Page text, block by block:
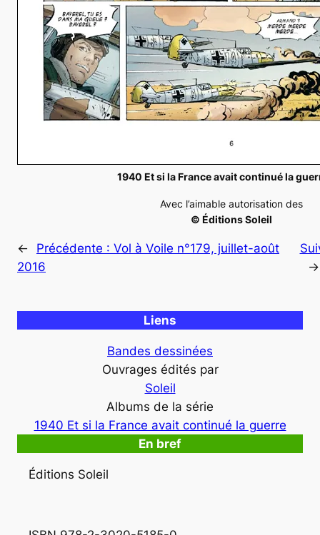
1940 Et si la France avait continué la
Avec l’aimable autorisation des
© Éditions Soleil
← Précédente : Vol à Voile n°179, juillet-août
2016
→
Liens
Bandes dessinées
Ouvrages édités par
Soleil
Albums de la série
1940 Et si la France avait continué la guerre
En bref
Éditions Soleil